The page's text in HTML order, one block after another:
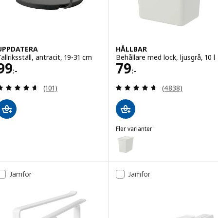
antracit, 19-31 cm
:- 99:-
Recensera: 4.6 utav 5 stjärnor. Totalt antal
(101)
HÅLLBAR
Behållare med lock, ljusgrå, 10 l
79:-
Pris 79:-
Recensera:
(4838)
Fler varianter
HÅLLBAR
Variant: HÅLLBAR, Behållare
Variant: HÅLLBAR, Behållare
Jämför
Jämför